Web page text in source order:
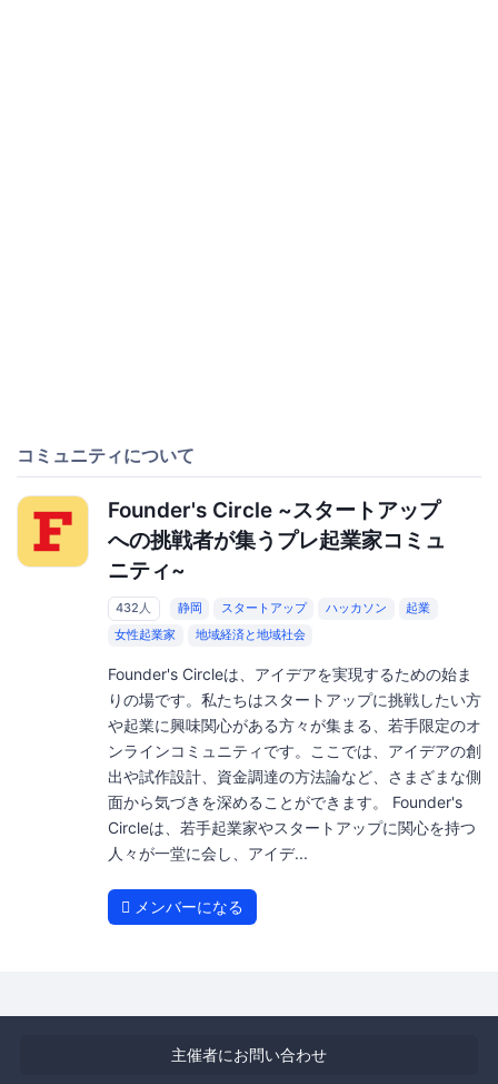
コミュニティについて
Founder's Circle ~スタートアップ
への挑戦者が集うプレ起業家コミュ
ニティ~
432人 静岡 スタートアップ ハッカソン
起業
女性起業家
地域経済と地域社会
Founder's Circleは、アイデアを実現するための始ま
りの場です。私たちはスタートアップに挑戦したい方
や起業に興味関心がある方々が集まる、若手限定のオ
ンラインコミュニティです。ここでは、アイデアの創
出や試作設計、資金調達の方法論など、さまざまな側
面から気づきを深めることができます。 Founder's
Circleは、若手起業家やスタートアップに関心を持つ
人々が一堂に会し、アイデ...
メンバーになる
主催者にお問い合わせ